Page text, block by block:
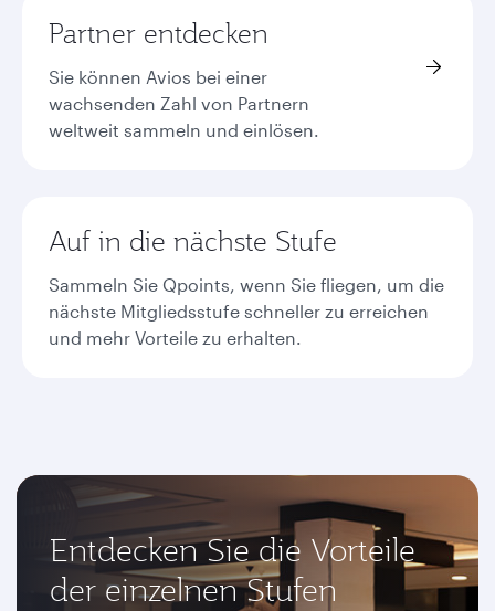
Partner entdecken
Sie können Avios bei einer
wachsenden Zahl von Partnern
weltweit sammeln und einlösen.
Auf in die nächste Stufe
Sammeln Sie Qpoints, wenn Sie fliegen, um die
nächste Mitgliedsstufe schneller zu erreichen
und mehr Vorteile zu erhalten.
Entdecken Sie die Vorteile
der einzelnen Stufen